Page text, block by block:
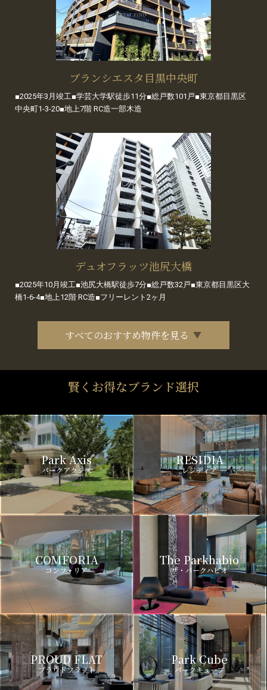
ブランシエスタ目黒中央町
■2025年3月竣工■学芸大学駅徒歩11分■総戸数101戸■東京都目黒区
中央町1-3-20■地上7階 RC造一部木造
デュオフラッツ池尻大橋
■2025年10月竣工■池尻大橋駅徒歩7分■総戸数32戸■東京都目黒区大
橋1-6-4■地上12階 RC造■フリーレント2ヶ月
すべてのおすすめ物件を見る
賢くお得なブランド選択
Park Axis
パークアクシス
RESIDIA
レジディア
COMFORIA
コンフォリア
The Parkhabio
ザ・パークハビオ
PROUD FLAT
プラウドフラット
Park Cube
パークキューブ